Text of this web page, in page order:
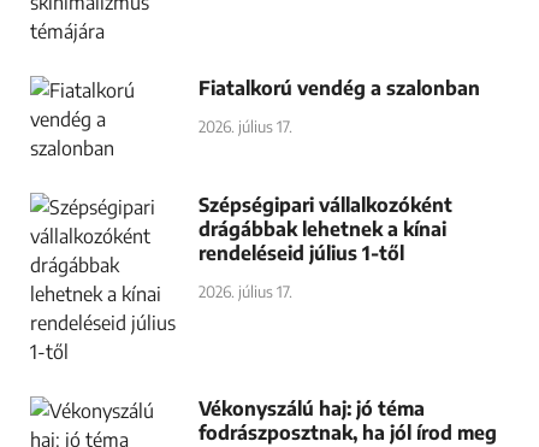
Fiatalkorú vendég a szalonban
2026. július 17.
Szépségipari vállalkozóként
drágábbak lehetnek a kínai
rendeléseid július 1-től
2026. július 17.
Vékonyszálú haj: jó téma
fodrászposztnak, ha jól írod meg